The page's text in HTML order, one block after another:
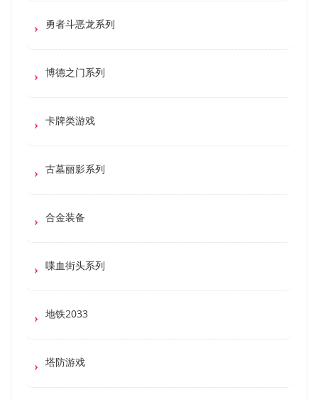
勇者斗恶龙系列
博德之门系列
卡牌类游戏
古墓丽影系列
合金装备
喋血街头系列
地铁2033
塔防游戏